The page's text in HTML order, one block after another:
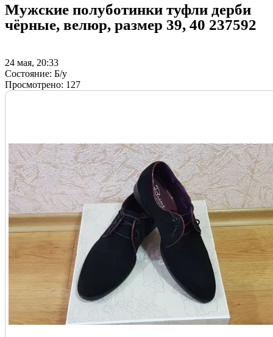
Мужские полуботинки туфли дерби
чёрные, велюр, размер 39, 40 237592
24 мая, 20:33
Состояние: Б/у
Просмотрено: 127